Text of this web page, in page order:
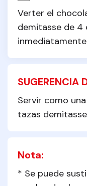
Verter el
demitasse de 4
SUGERENCIA
Servir como
tazas
Nota:
* Se puede